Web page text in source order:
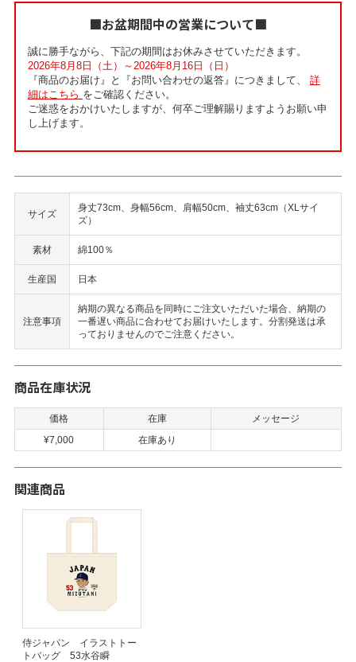
■お盆期間中の営業について■
誠に勝手ながら、下記の期間はお休みさせていただきます。
2026年8月8日（土）～2026年8月16日（日）
『商品のお届け』と『お問い合わせの返答』につきまして、 詳
細はこちら をご確認ください。
ご迷惑をおかけいたしますが、何卒ご理解賜りますようお願い申
し上げます。
サイズ
身丈73cm、身幅56cm、肩幅50cm、袖丈63cm（XLサイ
ズ）
素材 綿100％
生産国 日本
注意事項
納期の異なる商品を同時にご注文いただいた場合、納期の
一番遅い商品に合わせてお届けいたします。分割発送は承
っておりませんのでご注意ください。
商品在庫状況
価格 在庫
メッセージ
¥7,000
在庫あり
関連商品
侍ジャパン イラストトー
トバッグ 53水谷瞬